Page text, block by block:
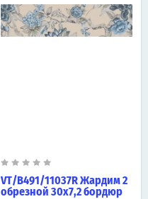
VT/B491/11037R Жардим 2
обрезной 30х7,2 бордюр